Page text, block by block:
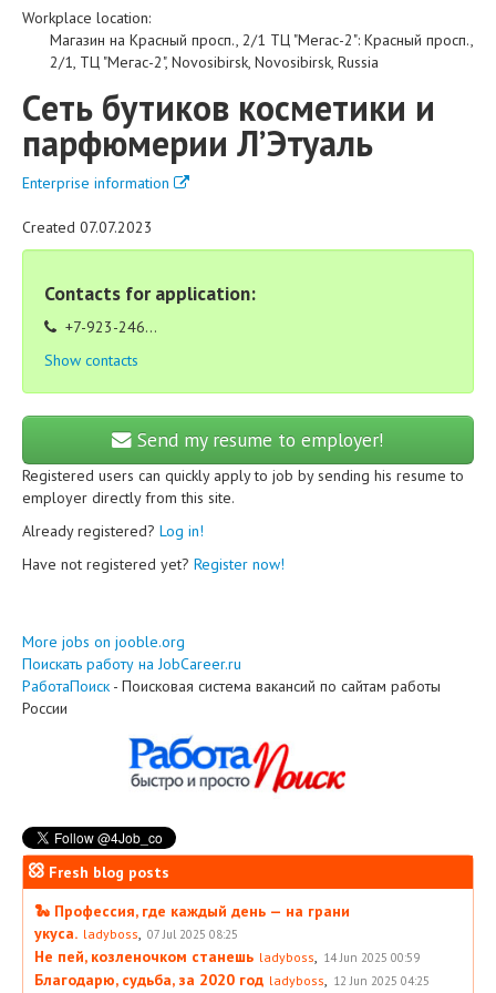
Workplace location:
Магазин на Красный просп., 2/1 ТЦ "Мегас-2": Красный просп.,
2/1, ТЦ "Мегас-2", Novosibirsk, Novosibirsk, Russia
Cеть бутиков косметики и
парфюмерии Л’Этуаль
Enterprise information
Created 07.07.2023
Contacts for application:
+7-923-246...
Show contacts
Send my resume to employer!
Registered users can quickly apply to job by sending his resume to
employer directly from this site.
Already registered? Log in!
Have not registered yet? Register now!
More jobs on jooble.org
Поискать работу на JobCareer.ru
РаботаПоиск - Поисковая система вакансий по сайтам работы
России
Fresh blog posts
🐍 Профессия, где каждый день — на грани
укуса. ladyboss 07 Jul 2025 08:25
Не пей, козленочком станешь ladyboss 14 Jun 2025 00:59
Благодарю, судьба, за 2020 год ladyboss 12 Jun 2025 04:25